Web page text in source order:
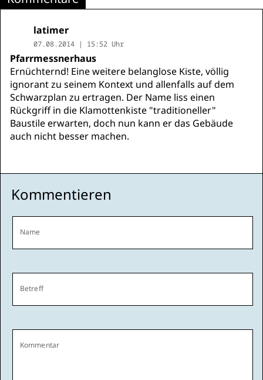
latimer
07.08.2014 | 15:52 Uhr
Pfarrmessnerhaus
Ernüchternd! Eine weitere belanglose Kiste, völlig
ignorant zu seinem Kontext und allenfalls auf dem
Schwarzplan zu ertragen. Der Name liss einen
Rückgriff in die Klamottenkiste "traditioneller"
Baustile erwarten, doch nun kann er das Gebäude
auch nicht besser machen.
Kommentieren
Name
Betreff
Kommentar